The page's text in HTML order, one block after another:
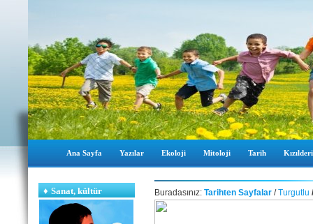
Ana Sayfa Yazılar Ekoloji Mitoloji Tarih
♦ Sanat, kültür Buradasınız: Tarihten Sayfalar /Turgutlu